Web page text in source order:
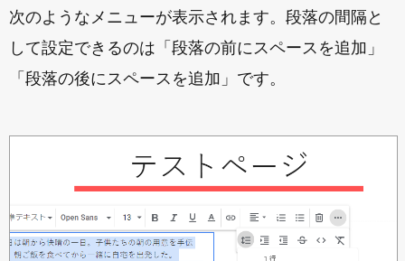
次のようなメニューが表示されます。段落の間隔と
して設定できるのは「段落の前にスペースを追加」
「段落の後にスペースを追加」です。